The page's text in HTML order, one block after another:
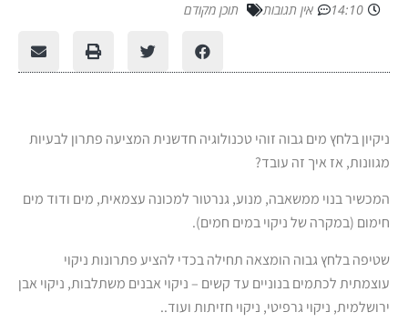
14:10 אין תגובות תוכן מקודם
ניקיון בלחץ מים גבוה זוהי טכנולוגיה חדשנית המציעה פתרון לבעיות
מגוונות, אז איך זה עובד?
המכשיר בנוי ממשאבה, מנוע, גנרטור למכונה עצמאית, מים ודוד מים
חימום (במקרה של ניקוי במים חמים).
שטיפה בלחץ גבוה הומצאה תחילה בכדי להציע פתרונות ניקוי
עוצמתית לכתמים בנוניים עד קשים – ניקוי אבנים משתלבות, ניקוי אבן
ירושלמית, ניקוי גרפיטי, ניקוי חזיתות ועוד..